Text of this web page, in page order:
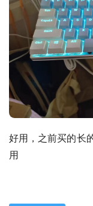
好用，之前买的长
用